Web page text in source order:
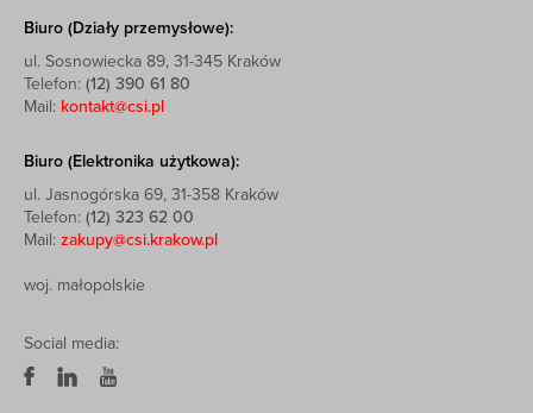
Biuro (Działy przemysłowe):
ul. Sosnowiecka 89, 31-345 Kraków
Telefon: (12) 390 61 80
Mail: kontakt@csi.pl
Biuro (Elektronika użytkowa):
ul. Jasnogórska 69, 31-358 Kraków
Telefon: (12) 323 62 00
Mail: zakupy@csi.krakow.pl
woj. małopolskie
Social media: